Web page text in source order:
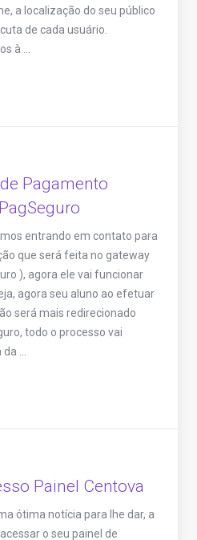
a localização do seu público
de cada usuário.
à ...
Pagamento
entrando em contato para
que será feita no gateway
), agora ele vai funcionar
agora seu aluno ao efetuar
será mais redirecionado
todo o processo vai
...
Painel Centova
ótima notícia para lhe dar, a
o seu painel de